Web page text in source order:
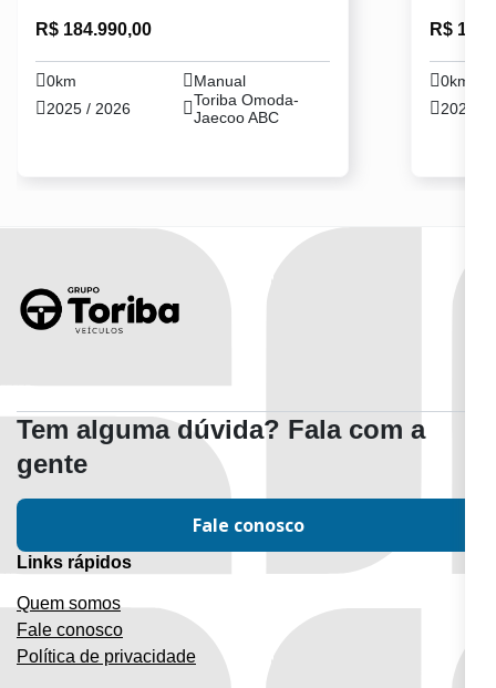
R$ 184.990,00
0km
Manual
2025 / 2026
Toriba Omoda-
Jaecoo ABC
R$
0km
2026 /
Tem alguma dúvida? Fala com a
gente
Fale conosco
Links rápidos
Quem somos
Fale conosco
Política de privacidade